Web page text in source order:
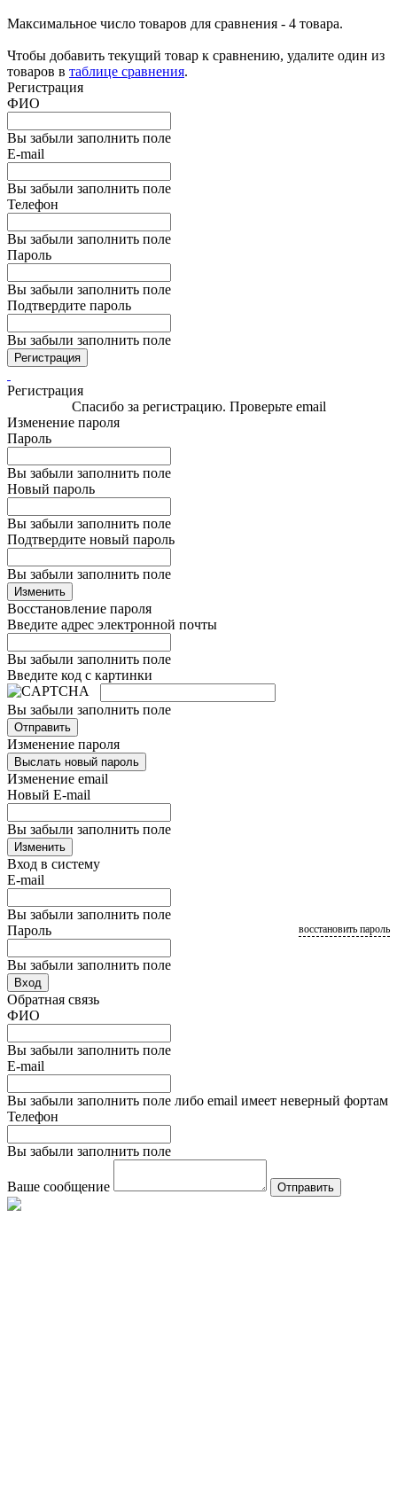
Максимальное число товаров для сравнения - 4 товара.
Чтобы добавить текущий товар к сравнению, удалите один из
товаров в таблице сравнения.
Регистрация
ФИО
Вы забыли заполнить поле
E-mail
Вы забыли заполнить поле
Телефон
Вы забыли заполнить поле
Пароль
Вы забыли заполнить поле
Подтвердите пароль
Вы забыли заполнить поле
Регистрация
Регистрация
Спасибо за регистрацию. Проверьте email
Изменение пароля
Пароль
Вы забыли заполнить поле
Новый пароль
Вы забыли заполнить поле
Подтвердите новый пароль
Вы забыли заполнить поле
Изменить
Восстановление пароля
Введите адрес электронной почты
Вы забыли заполнить поле
Введите код с картинки
Вы забыли заполнить поле
Отправить
Изменение пароля
Выслать новый пароль
Изменение email
Новый E-mail
Вы забыли заполнить поле
Изменить
Вход в систему
E-mail
Вы забыли заполнить поле
Пароль
Вы забыли заполнить поле
восстановить пароль
Вход
Обратная связь
ФИО
Вы забыли заполнить поле
E-mail
Вы забыли заполнить поле либо email имеет неверный фортам
Телефон
Вы забыли заполнить поле
Ваше сообщение Отправить